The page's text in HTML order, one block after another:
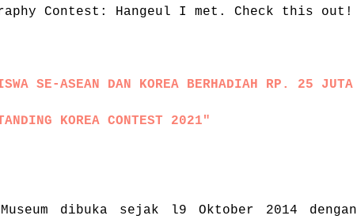
Contest: Hangeul I met. Check this out!
SE-ASEAN DAN KOREA BERHADIAH RP. 25 JUTA
KOREA CONTEST 2021"
dibuka sejak l9 Oktober 2014 dengan